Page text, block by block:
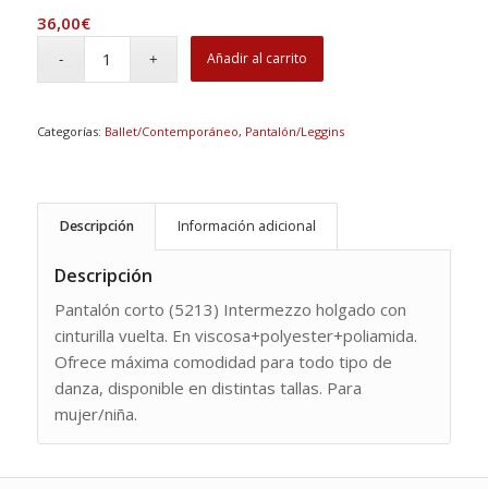
36,00€
Añadir al carrito
Categorías: Ballet/Contemporáneo, Pantalón/Leggins
Descripción Información adicional
Descripción
Pantalón corto (5213) Intermezzo holgado con
cinturilla vuelta. En viscosa+polyester+poliamida.
Ofrece máxima comodidad para todo tipo de
danza, disponible en distintas tallas. Para
mujer/niña.